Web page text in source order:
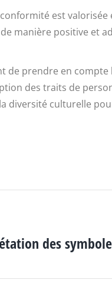
est
manière positive et
de prendre en
des traits de
diversité culturelle
des